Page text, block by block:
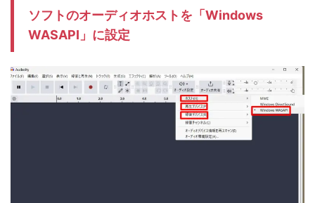
ソフトのオーディオホストを「Windows
WASAPI」に設定